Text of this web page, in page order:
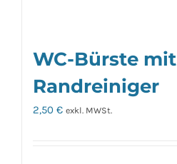
WC-Bürste mit
Randreiniger
2,50 € exkl. MWSt.